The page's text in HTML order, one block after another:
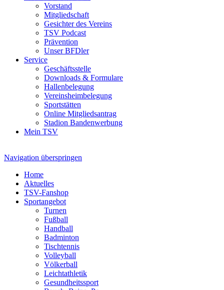
Vorstand
Mitgliedschaft
Gesichter des Vereins
TSV Podcast
Prävention
Unser BFDler
Service
Geschäftsstelle
Downloads & Formulare
Hallenbelegung
Vereinsheimbelegung
Sportstätten
Online Mitgliedsantrag
Stadion Bandenwerbung
Mein TSV
Navigation überspringen
Home
Aktuelles
TSV-Fanshop
Sportangebot
Turnen
Fußball
Handball
Badminton
Tischtennis
Volleyball
Völkerball
Leichtathletik
Gesundheitssport